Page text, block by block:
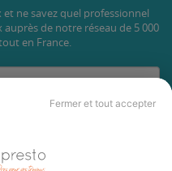
Fermer et tout accepter
ne savez quel professionnel
auprès de notre réseau de 5 000
en France.
DEVIS